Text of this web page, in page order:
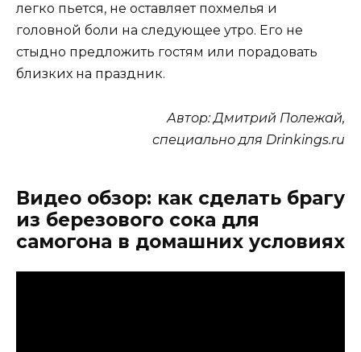
легко пьется, не оставляет похмелья и
головной боли на следующее утро. Его не
стыдно предложить гостям или порадовать
близких на праздник.
Автор: Дмитрий Полежай,
специально для Drinkings.ru
Видео обзор: как сделать брагу
из березового сока для
самогона в домашних условиях